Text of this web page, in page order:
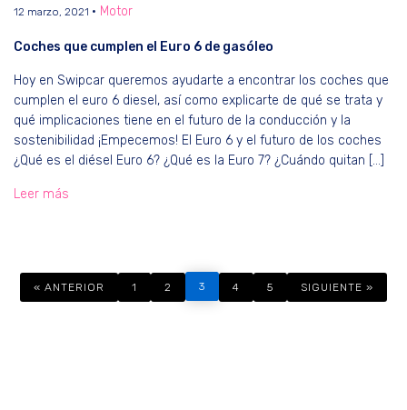
12 marzo, 2021 Motor
Coches que cumplen el Euro 6 de gasóleo
Hoy en Swipcar queremos ayudarte a encontrar los coches que
cumplen el euro 6 diesel, así como explicarte de qué se trata y
qué implicaciones tiene en el futuro de la conducción y la
sostenibilidad ¡Empecemos! El Euro 6 y el futuro de los coches
¿Qué es el diésel Euro 6? ¿Qué es la Euro 7? ¿Cuándo quitan […]
Leer más
« ANTERIOR 1 2 3 4 5 SIGUIENTE »